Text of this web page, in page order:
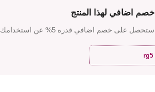
خصم اضافي لهذا المنتج
ستحصل على خصم اضافي قدره 5% عن استخدامك للكود
rg5